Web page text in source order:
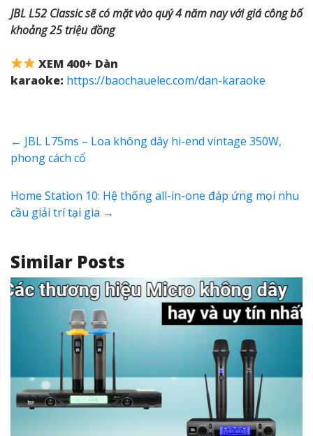
JBL L52 Classic sẽ có mặt vào quý 4 năm nay với giá công bố
khoảng 25 triệu đồng
XEM 400+ Dàn
karaoke: https://baochauelec.com/dan-karaoke
← JBL L75ms – Loa không dây hi-end vintage 350W,
phong cách cổ
Home Station 10: Hệ thống all-in-one đáp ứng mọi nhu
cầu giải trí tại gia →
Similar Posts